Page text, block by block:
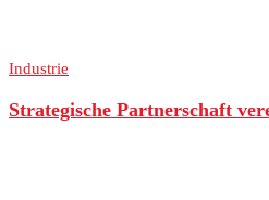
Industrie
Strategische Partnerschaft